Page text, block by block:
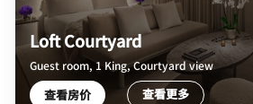
Loft Courtyard
Guest room, 1 King, Courtyard view
查看房价 查看更多